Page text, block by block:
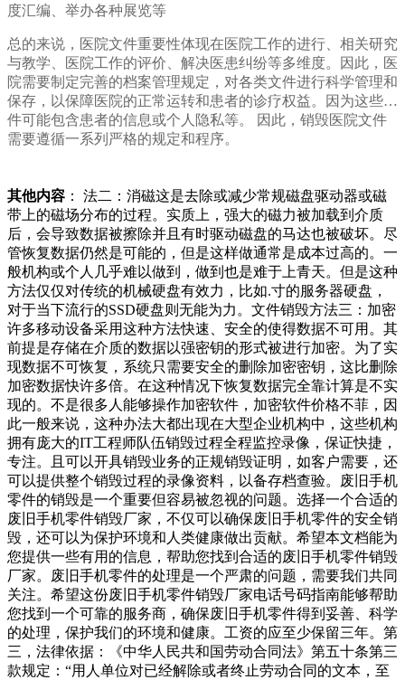
度汇编、举办各种展览等
总的来说，医院文件重要性体现在医院工作的进行、相关研究
与教学、医院工作的评价、解决医患纠纷等多维度。因此，医
院需要制定完善的档案管理规定，对各类文件进行科学管理和
保存，以保障医院的正常运转和患者的诊疗权益。因为这些文
件可能包含患者的信息或个人隐私等。 因此，销毁医院文件
需要遵循一系列严格的规定和程序。
其他内容 ： 法二：消磁这是去除或减少常规磁盘驱动器或磁
带上的磁场分布的过程。实质上，强大的磁力被加载到介质
后，会导致数据被擦除并且有时驱动磁盘的马达也被破坏。尽
管恢复数据仍然是可能的，但是这样做通常是成本过高的。一
般机构或个人几乎难以做到，做到也是难于上青天。但是这种
方法仅仅对传统的机械硬盘有效力，比如.寸的服务器硬盘，
对于当下流行的SSD硬盘则无能为力。文件销毁方法三：加密
许多移动设备采用这种方法快速、安全的使得数据不可用。其
前提是存储在介质的数据以强密钥的形式被进行加密。为了实
现数据不可恢复，系统只需要安全的删除加密密钥，这比删除
加密数据快许多倍。在这种情况下恢复数据完全靠计算是不实
现的。不是很多人能够操作加密软件，加密软件价格不菲，因
此一般来说，这种办法大都出现在大型企业机构中，这些机构
拥有庞大的IT工程师队伍销毁过程全程监控录像，保证快捷，
专注。且可以开具销毁业务的正规销毁证明，如客户需要，还
可以提供整个销毁过程的录像资料，以备存档查验。废旧手机
零件的销毁是一个重要但容易被忽视的问题。选择一个合适的
废旧手机零件销毁厂家，不仅可以确保废旧手机零件的安全销
毁，还可以为保护环境和人类健康做出贡献。希望本文档能为
您提供一些有用的信息，帮助您找到合适的废旧手机零件销毁
厂家。废旧手机零件的处理是一个严肃的问题，需要我们共同
关注。希望这份废旧手机零件销毁厂家电话号码指南能够帮助
您找到一个可靠的服务商，确保废旧手机零件得到妥善、科学
的处理，保护我们的环境和健康。工资的应至少保留三年。第
三，法律依据：《中华人民共和国劳动合同法》第五十条第三
款规定：“用人单位对已经解除或者终止劳动合同的文本，至